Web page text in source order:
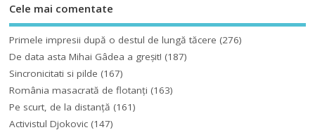
Cele mai comentate
Primele impresii după o destul de lungă tăcere (276)
De data asta Mihai Gâdea a greşit! (187)
Sincronicitati si pilde (167)
România masacrată de flotanţi (163)
Pe scurt, de la distanță (161)
Activistul Djokovic (147)